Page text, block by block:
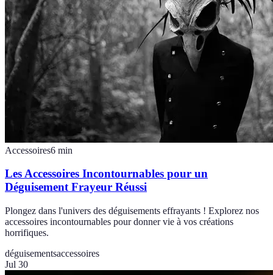
Accessoires6 min
Les Accessoires Incontournables pour un
Déguisement Frayeur Réussi
Plongez dans l'univers des déguisements effrayants ! Explorez nos
accessoires incontournables pour donner vie à vos créations
horrifiques.
déguisementsaccessoires
Jul 30